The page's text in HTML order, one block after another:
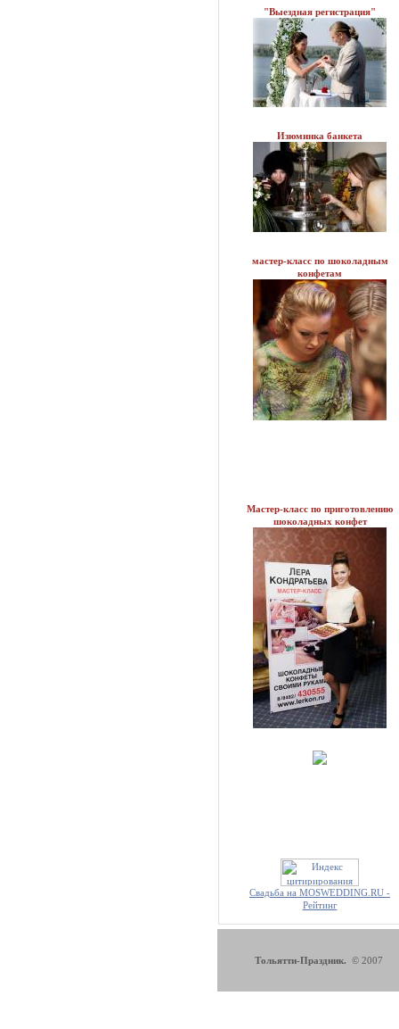
"Выездная регистрация"
Изюминка банкета
мастер-класс по шоколадным
конфетам
Мастер-класс по приготовлению
шоколадных конфет
Свадьба на MOSWEDDING.RU -
Рейтинг
Тольятти-Праздник. © 2007